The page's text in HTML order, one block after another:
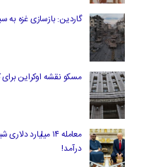
گاردین: بازسازی غزه به
مسکو نقشه اوکراین برای
معامله ۱۴
درآمد!